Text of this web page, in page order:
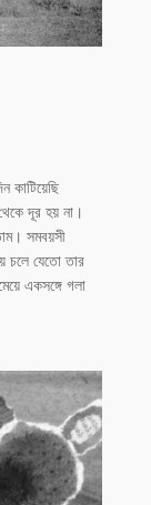
কাটিয়েছি
দূর হয় না।
সমবয়সী
চলে যেতো তার
একসঙ্গে গলা